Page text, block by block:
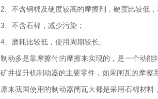
2、不含钢棉及硬度较高的摩擦剂，硬度比较低，
3、不含石棉， 减少污染 ；
4、磨耗比较低，使用周期较长。
制动多是靠摩擦付的摩擦来实现的，是一个动
矿井提升机制动器的主要零件，如果闸瓦的摩擦
原来我国使用的制动器闸瓦大都是采用石棉材料